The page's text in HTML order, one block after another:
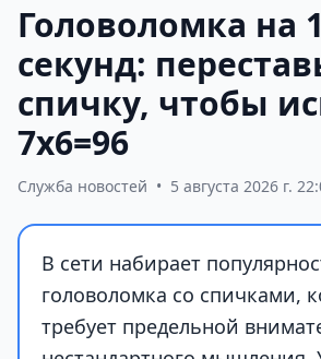
Головоломка на
секунд:
спичку, чтобы
7х6=96
Служба новостей • 5 августа 2026 г.
В сети набирает
головоломка со спичками,
требует предельной